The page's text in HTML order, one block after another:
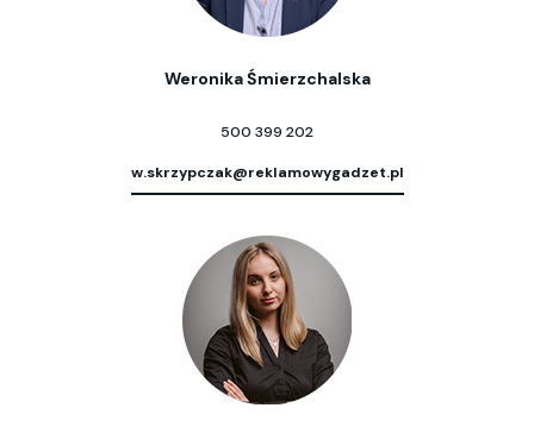
Weronika Śmierzchalska
500 399 202
w.skrzypczak@reklamowygadzet.pl